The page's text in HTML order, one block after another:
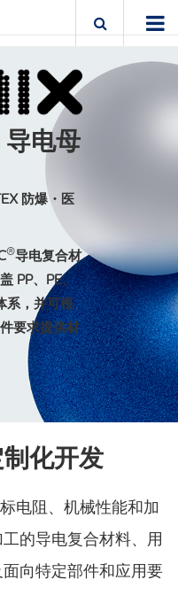
导电母
防爆・医
®导电复合材
PP、PE、
系，并可根
要求提供材
化开发
电阻、机械性能和加
的导电复合材料、用
向特定部件和应用要